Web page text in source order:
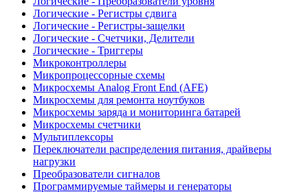
Логические - Регистры сдвига
Логические - Регистры-защелки
Логические - Счетчики, Делители
Логические - Триггеры
Микроконтроллеры
Микропроцессорные схемы
Микросхемы Analog Front End (AFE)
Микросхемы для ремонта ноутбуков
Микросхемы заряда и мониторинга батарей
Микросхемы счетчики
Мультиплексоры
Переключатели распределения питания, драйверы
нагрузки
Преобразователи сигналов
Программируемые таймеры и генераторы